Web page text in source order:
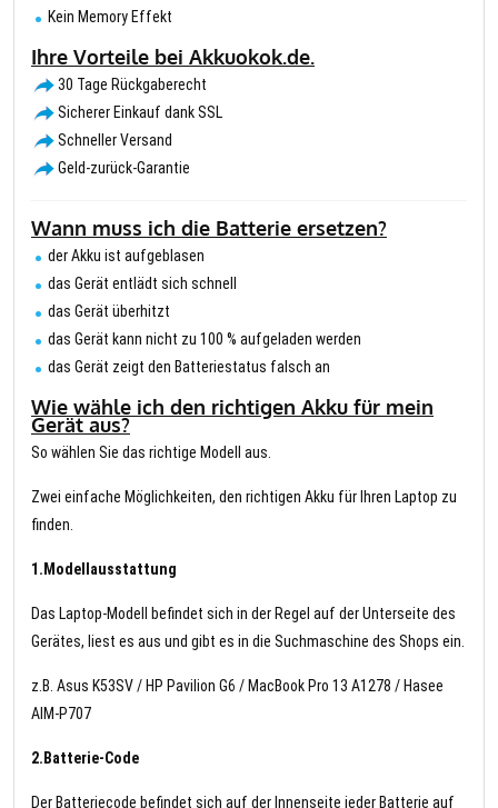
Kein Memory Effekt
Ihre Vorteile bei Akkuokok.de.
30 Tage Rückgaberecht
Sicherer Einkauf dank SSL
Schneller Versand
Geld-zurück-Garantie
Wann muss ich die Batterie ersetzen?
der Akku ist aufgeblasen
das Gerät entlädt sich schnell
das Gerät überhitzt
das Gerät kann nicht zu 100 % aufgeladen werden
das Gerät zeigt den Batteriestatus falsch an
Wie wähle ich den richtigen Akku für mein
Gerät aus?
So wählen Sie das richtige Modell aus.
Zwei einfache Möglichkeiten, den richtigen Akku für Ihren Laptop zu
finden.
1.Modellausstattung
Das Laptop-Modell befindet sich in der Regel auf der Unterseite des
Gerätes, liest es aus und gibt es in die Suchmaschine des Shops ein.
z.B. Asus K53SV / HP Pavilion G6 / MacBook Pro 13 A1278 / Hasee
AIM-P707
2.Batterie-Code
Der Batteriecode befindet sich auf der Innenseite jeder Batterie auf